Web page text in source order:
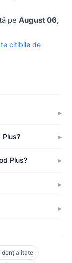
pe August 06,
citibile de
Plus?
Plus?